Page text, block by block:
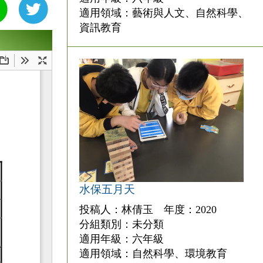
適用領域：藝術與人文、自然科學、
資訊教育
水保五月天
投稿人：林倩玉 年度：2020
分組類別：未分類
適用年級：六年級
適用領域：自然科學、環境教育